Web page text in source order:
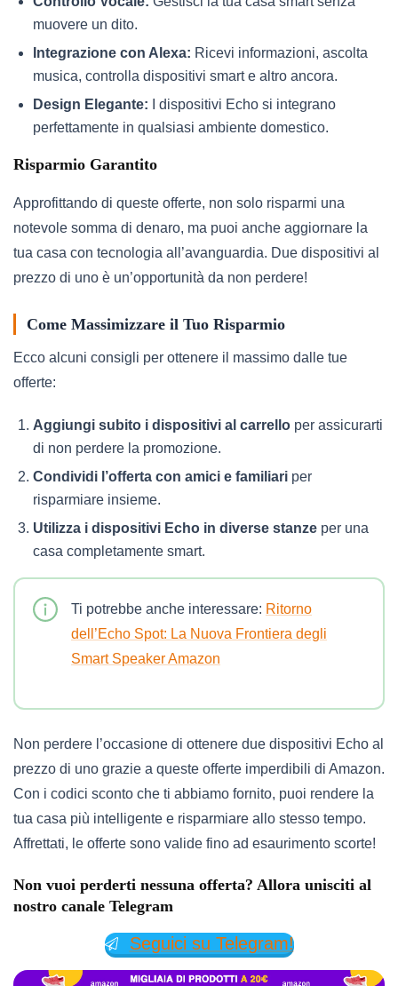
muovere un dito.
Integrazione con Alexa: Ricevi informazioni, ascolta
musica, controlla dispositivi smart e altro ancora.
Design Elegante: I dispositivi Echo si integrano
perfettamente in qualsiasi ambiente domestico.
Risparmio Garantito
Approfittando di queste offerte, non solo risparmi una
notevole somma di denaro, ma puoi anche aggiornare la
tua casa con tecnologia all’avanguardia. Due dispositivi al
prezzo di uno è un’opportunità da non perdere!
Come Massimizzare il Tuo Risparmio
Ecco alcuni consigli per ottenere il massimo dalle tue
offerte:
Aggiungi subito i dispositivi al carrello per assicurarti
di non perdere la promozione.
Condividi l’offerta con amici e familiari per
risparmiare insieme.
Utilizza i dispositivi Echo in diverse stanze per una
casa completamente smart.
Ti potrebbe anche interessare: Ritorno
dell’Echo Spot: La Nuova Frontiera degli
Smart Speaker Amazon
Non perdere l’occasione di ottenere due dispositivi Echo al
prezzo di uno grazie a queste offerte imperdibili di Amazon.
Con i codici sconto che ti abbiamo fornito, puoi rendere la
tua casa più intelligente e risparmiare allo stesso tempo.
Affrettati, le offerte sono valide fino ad esaurimento scorte!
Non vuoi perderti nessuna offerta? Allora unisciti al
nostro canale Telegram
Seguici su Telegram!